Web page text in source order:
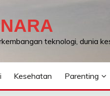
teknologi, dunia
Kesehatan Parenting